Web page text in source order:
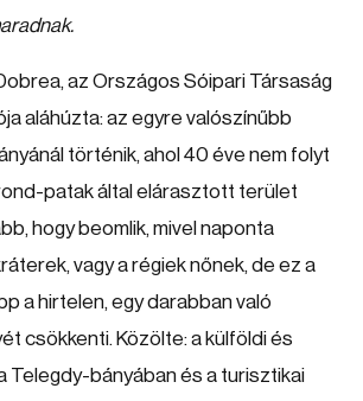
az Országos Sóipari Társaság
aláhúzta: az egyre valószínűbb
történik, ahol 40 éve nem folyt
patak által elárasztott terület
hogy beomlik, mivel naponta
vagy a régiek nőnek, de ez a
a hirtelen, egy darabban való
csökkenti. Közölte: a külföldi és
Telegdy-bányában és a turisztikai